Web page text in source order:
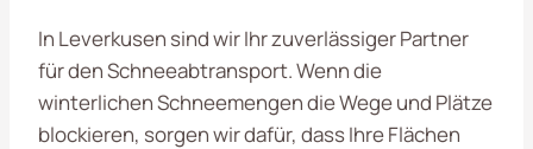
In Leverkusen sind wir Ihr zuverlässiger Partner
für den Schneeabtransport. Wenn die
winterlichen Schneemengen die Wege und Plätze
blockieren, sorgen wir dafür, dass Ihre Flächen